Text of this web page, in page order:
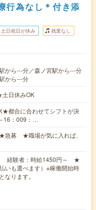
行為なし＊付き添
土日祝日が休み 残業なし
から---分／森ノ宮駅から---分
から---分
日休みOK
都合に合わせてシフトが決
16：009：…
募 ★職場が気に入れば、
経験者：時給1450円～ ★
いも選べます）※稼働開始時
ります。